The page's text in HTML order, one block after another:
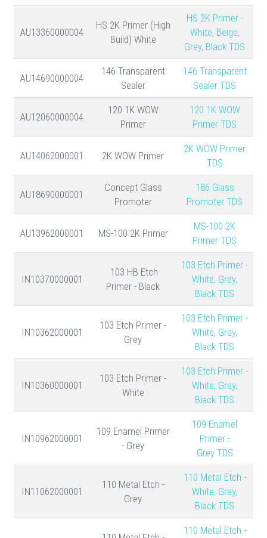
AU13360000004
HS 2K Primer (High
Build) White
HS 2K Primer -
White, Beige,
Grey, Black TDS
AU14690000004
146 Transparent
Sealer
146 Transparent
Sealer TDS
AU12060000004
120 1K WOW
Primer
120 1K WOW
Primer TDS
AU14062000001 2K WOW Primer
2K WOW Primer
TDS
AU18690000001
Concept Glass
Promoter
186 Glass
Promoter TDS
AU13962000001 MS-100 2K Primer
MS-100 2K
Primer TDS
IN10370000001
103 HB Etch
Primer - Black
103 Etch Primer -
White, Grey,
Black TDS
IN10362000001
103 Etch Primer -
Grey
103 Etch Primer -
White, Grey,
Black TDS
IN10360000001
103 Etch Primer -
White
103 Etch Primer -
White, Grey,
Black TDS
IN10962000001
109 Enamel Primer
- Grey
109 Enamel
Primer -
Grey TDS
IN11062000001
110 Metal Etch -
Grey
110 Metal Etch -
White, Grey,
Black TDS
110 Metal Etch -